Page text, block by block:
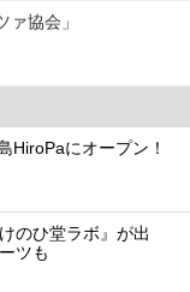
協会」
HiroPaにオープン！
のひ堂ラボ』が出
ツも